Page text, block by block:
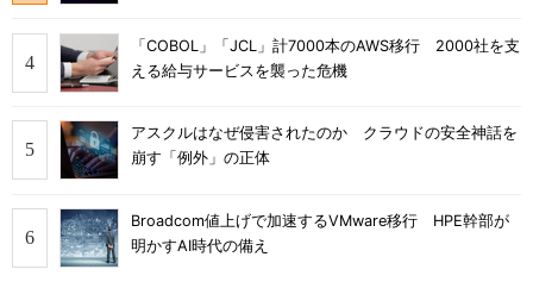
「COBOL」「JCL」計7000本のAWS移行 2000社を支
える給与サービスを襲った危機
アスクルはなぜ侵害されたのか クラウドの安全神話を
崩す「例外」の正体
Broadcom値上げで加速するVMware移行 HPE幹部が
明かすAI時代の備え